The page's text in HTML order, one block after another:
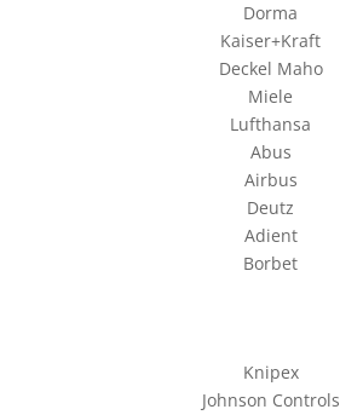
Dorma
Kaiser+Kraft
Deckel Maho
Miele
Lufthansa
Abus
Airbus
Deutz
Adient
Borbet
Knipex
Johnson Controls